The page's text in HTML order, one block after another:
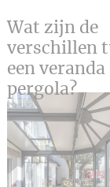
Wat zijn de
verschillen
een veranda
pergola?